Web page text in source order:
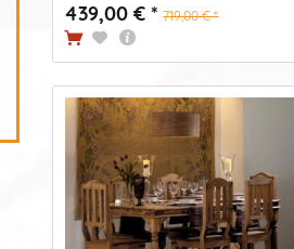
439,00 € * 719,00 € *